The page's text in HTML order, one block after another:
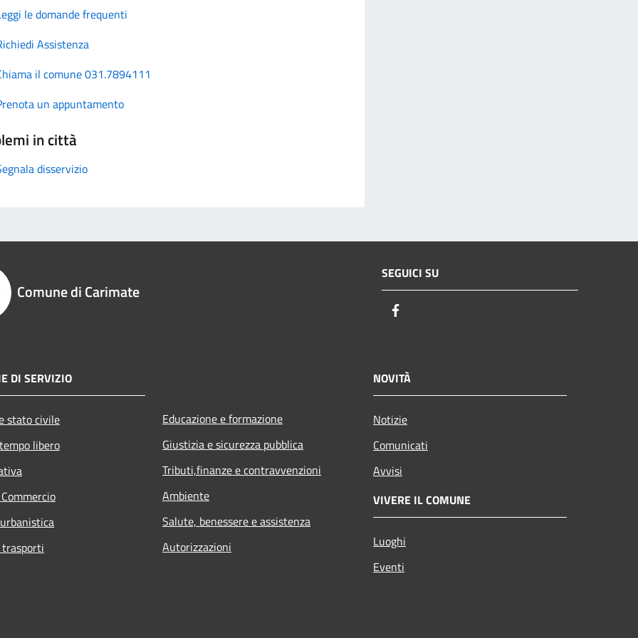
le domande frequenti
Assistenza
il comune 031.7894111
un appuntamento
in città
disservizio
Comune di Carimate
SEGUICI SU
DI SERVIZIO
stato civile
libero
Educazione e formazione
Giustizia e sicurezza pubblica
Tributi,finanze e contravvenzioni
Ambiente
Salute, benessere e assistenza
Autorizzazioni
NOVITÀ
Notizie
Comunicati
Avvisi
VIVERE IL COMUNE
Luoghi
Eventi